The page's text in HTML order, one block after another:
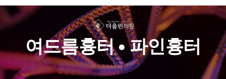
여드름흉터 • 파인흉터